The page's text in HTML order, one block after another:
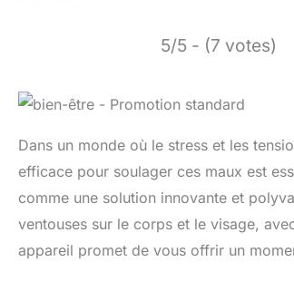
5/5 - (7 votes)
Dans un monde où le stress et les
efficace pour soulager ces maux est
comme une solution innovante et
ventouses sur le corps et le visage,
appareil promet de vous offrir un